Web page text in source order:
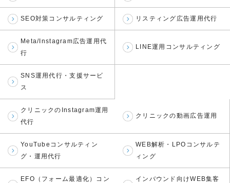
SEO対策コンサルティング リスティング広告運用代行
Meta/Instagram広告運用代
行
LINE運用コンサルティング
SNS運用代行・支援サービ
ス
クリニックのInstagram運用
代行
クリニックの動画広告運用
YouTubeコンサルティン
グ・運用代行
WEB解析・LPOコンサルテ
ィング
EFO（フォーム最適化）コン
インバウンド向けWEB集客